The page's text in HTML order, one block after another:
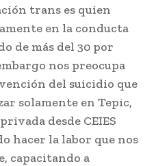
trans es quien
en la conducta
de más del 30 por
nos preocupa
del suicidio que
solamente en Tepic,
desde CEIES
hacer la labor que nos
capacitando a